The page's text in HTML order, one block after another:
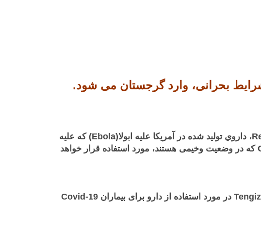
، وزير بهداشت گرجستان امروز اعلام كرد، Remdesivir، داروي توليد شده در آمريكا عليه ابولا(Ebola) كه علیه
كوويد 19 نیز استفاده مي شود، وارد گرجستان شده و از روز دوشنبه در معالجه بيماران Covid-19 كه در وضعيت وخيمی هستند، مورد استفاده قرار خواهد
وی گفت كه گروهی از پزشكان به سرپرستی رئیس بیماریهای عفونی و مركز ایدز Tengiz Tsertsvadze در مورد استفاده از دارو برای بیماران Covid-19